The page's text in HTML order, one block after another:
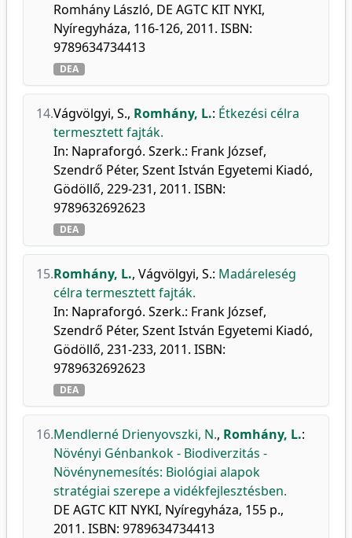
Romhány László, DE AGTC KIT NYKI,
Nyíregyháza, 116-126, 2011. ISBN:
9789634734413
DEA
14.Vágvölgyi, S., Romhány, L.: Étkezési célra
termesztett fajták.
In: Napraforgó. Szerk.: Frank József,
Szendrő Péter, Szent István Egyetemi Kiadó,
Gödöllő, 229-231, 2011. ISBN:
9789632692623
DEA
15.Romhány, L., Vágvölgyi, S.: Madáreleség
célra termesztett fajták.
In: Napraforgó. Szerk.: Frank József,
Szendrő Péter, Szent István Egyetemi Kiadó,
Gödöllő, 231-233, 2011. ISBN:
9789632692623
DEA
16.Mendlerné Drienyovszki, N., Romhány, L.:
Növényi Génbankok - Biodiverzitás -
Növénynemesítés: Biológiai alapok
stratégiai szerepe a vidékfejlesztésben.
DE AGTC KIT NYKI, Nyíregyháza, 155 p.,
2011. ISBN: 9789634734413